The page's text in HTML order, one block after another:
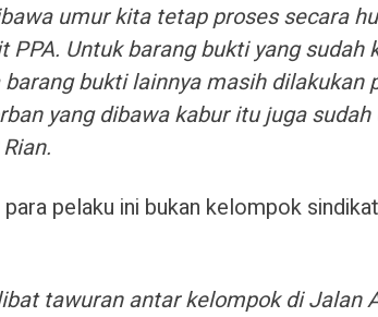
umur kita tetap proses secara
PPA. Untuk barang bukti yang sudah
bukti lainnya masih dilakukan
yang dibawa kabur itu juga
pelaku ini bukan kelompok
tawuran antar kelompok di Jalan